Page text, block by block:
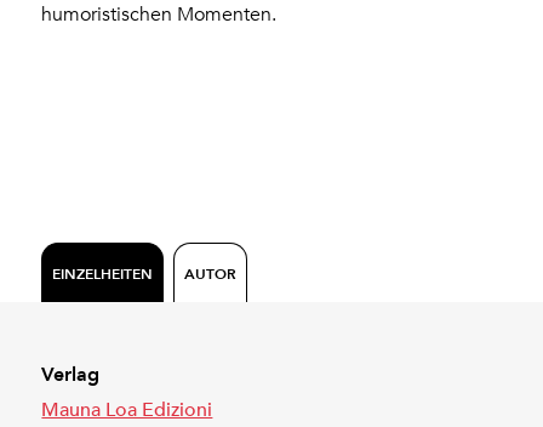
humoristischen Momenten.
EINZELHEITEN AUTOR
Verlag
Mauna Loa Edizioni